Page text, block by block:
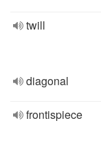
twill
diagonal
frontispiece